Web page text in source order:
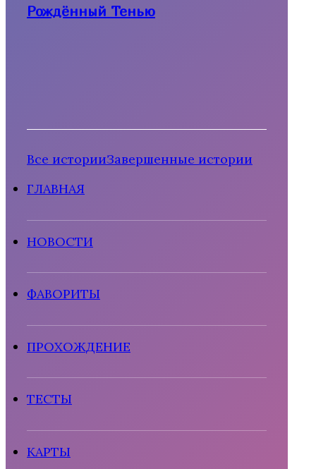
Рождённый Тенью
Тени Сентфора 2 — Вне времени
Все историиЗавершенные истории
ГЛАВНАЯ
НОВОСТИ
ФАВОРИТЫ
ПРОХОЖДЕНИЕ
ТЕСТЫ
КАРТЫ